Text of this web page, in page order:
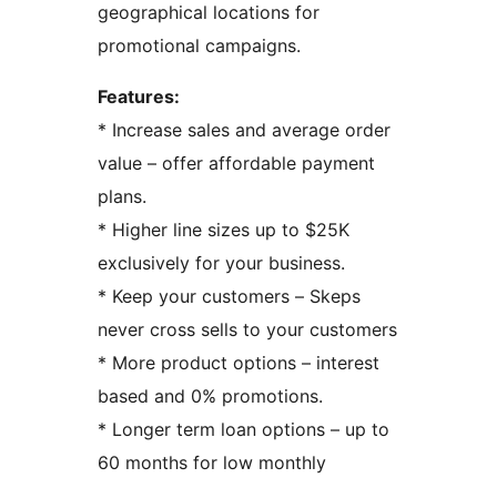
geographical locations for
promotional campaigns.
Features:
* Increase sales and average order
value – offer affordable payment
plans.
* Higher line sizes up to $25K
exclusively for your business.
* Keep your customers – Skeps
never cross sells to your customers
* More product options – interest
based and 0% promotions.
* Longer term loan options – up to
60 months for low monthly